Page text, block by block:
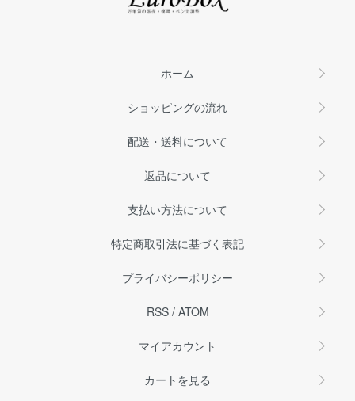
ホーム
ショッピングの流れ
配送・送料について
返品について
支払い方法について
特定商取引法に基づく表記
プライバシーポリシー
RSS/ ATOM
マイアカウント
カートを見る